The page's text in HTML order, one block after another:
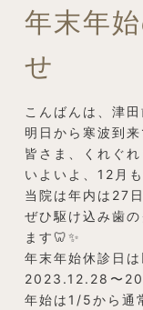
年末年
せ
こんばんは、津
明日から寒波到
皆さま、くれぐ
いよいよ、12月
当院は年内は27
ぜひ駆け込み歯
ます🦷✨
年末年始休診日
2023.12.28〜
年始は1/5から通